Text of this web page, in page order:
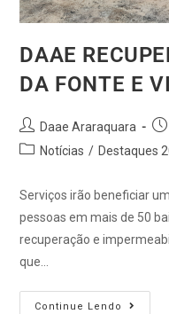
DAAE
DA FONTE E
Daae Araraquara
Notícias / Destaques
Serviços irão beneficiar
pessoas em mais de 50
recuperação e
que…
Continue Lendo